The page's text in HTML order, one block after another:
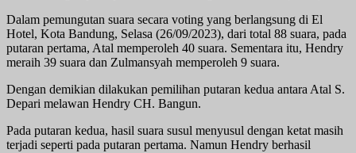
Dalam pemungutan suara secara voting yang berlangsung di El
Hotel, Kota Bandung, Selasa (26/09/2023), dari total 88 suara, pada
putaran pertama, Atal memperoleh 40 suara. Sementara itu, Hendry
meraih 39 suara dan Zulmansyah memperoleh 9 suara.
Dengan demikian dilakukan pemilihan putaran kedua antara Atal S.
Depari melawan Hendry CH. Bangun.
Pada putaran kedua, hasil suara susul menyusul dengan ketat masih
terjadi seperti pada putaran pertama. Namun Hendry berhasil